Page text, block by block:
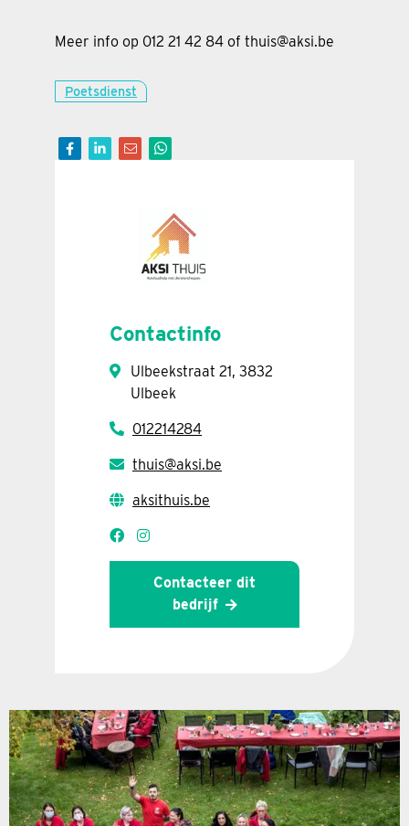
Meer info op 012 21 42 84 of thuis@aksi.be
Poetsdienst
Contactinfo
Ulbeekstraat 21, 3832
Ulbeek
012214284
thuis@aksi.be
aksithuis.be
Contacteer dit
bedrijf